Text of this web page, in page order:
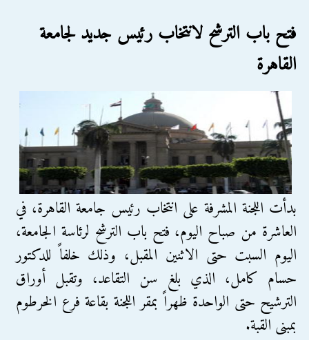
فتح باب الترشح لانتخاب رئيس جديد لجامعة
القاهرة
بدأت اللجنة المشرفة على انتخاب رئيس جامعة القاهرة، في
العاشرة من صباح اليوم، فتح باب الترشح لرئاسة الجامعة،
اليوم السبت حتى الاثنين المقبل، وذلك خلفاً للدكتور
حسام كامل، الذي بلغ سن التقاعد، وتقبل أوراق
الترشيح حتى الواحدة ظهراً بمقر اللجنة بقاعة فرع الخرطوم
بمبنى القبة.